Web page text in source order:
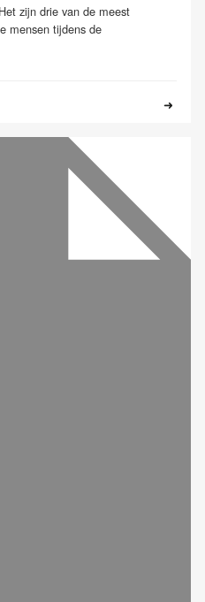
zijn drie van de meest
mensen tijdens de